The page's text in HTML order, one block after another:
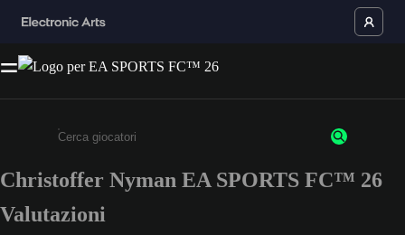
Inserisci un minimo di 3 caratteri o numeri.
Christoffer Nyman EA SPORTS FC™ 26
Valutazioni